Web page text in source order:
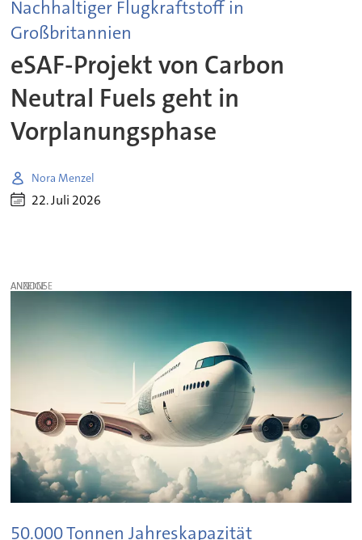
Nachhaltiger Flugkraftstoff in
Großbritannien
eSAF-Projekt von Carbon
Neutral Fuels geht in
Vorplanungsphase
Nora Menzel
22. Juli 2026
ANZEIGE
50.000 Tonnen Jahreskapazität